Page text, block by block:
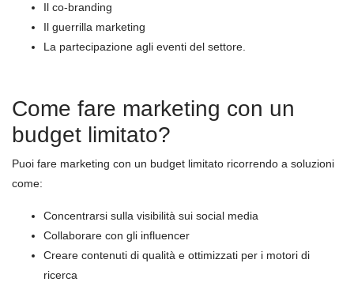
Il co-branding
Il guerrilla marketing
La partecipazione agli eventi del settore.
Come fare marketing con un
budget limitato?
Puoi fare marketing con un budget limitato ricorrendo a soluzioni
come:
Concentrarsi sulla visibilità sui social media
Collaborare con gli influencer
Creare contenuti di qualità e ottimizzati per i motori di
ricerca